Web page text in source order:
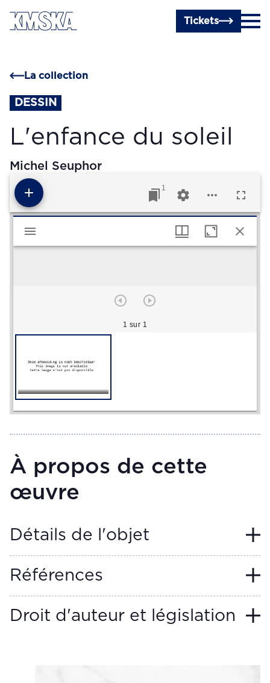
Passer au contenu principal
Tickets
La collection
DESSIN
L'enfance du soleil
Michel Seuphor
1
Visualiseur Mirador
1 sur 1
À propos de cette
œuvre
Détails de l'objet
Références
Droit d'auteur et législation